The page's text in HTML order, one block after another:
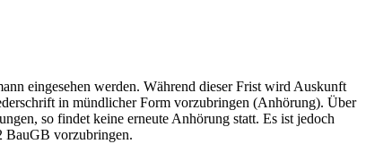
eingesehen werden. Während dieser Frist wird Auskunft
in mündlicher Form vorzubringen (Anhörung). Über
so findet keine erneute Anhörung statt. Es ist jedoch
BauGB vorzubringen.